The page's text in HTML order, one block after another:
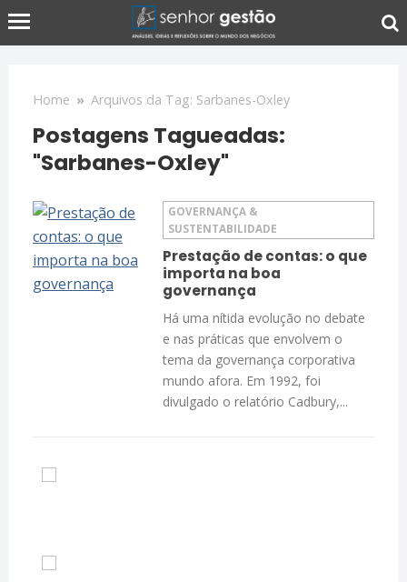
Home » Arquivos da Tag: Sarbanes-Oxley
Postagens Tagueadas:
"Sarbanes-Oxley"
GOVERNANÇA &
SUSTENTABILIDADE
Prestação de contas: o que
importa na boa
governança
Há uma nítida evolução no debate
e nas práticas que envolvem o
tema da governança corporativa
mundo afora. Em 1992, foi
divulgado o relatório Cadbury,...